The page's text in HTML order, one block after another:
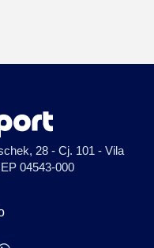
28 - Cj. 101 - Vila
04543-000